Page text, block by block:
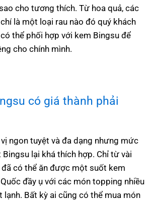
cho tương thích. Từ hoa quả, các
là một loại rau nào đó quý khách
thể phối hợp với kem Bingsu để
cho chính mình.
có giá thành phải
ngon tuyệt và đa dạng nhưng mức
lại khá thích hợp. Chỉ từ vài
đã có thể ăn được một suốt kem
đầy ụ với các món topping nhiều
lạnh. Bất kỳ ai cũng có thể mua món